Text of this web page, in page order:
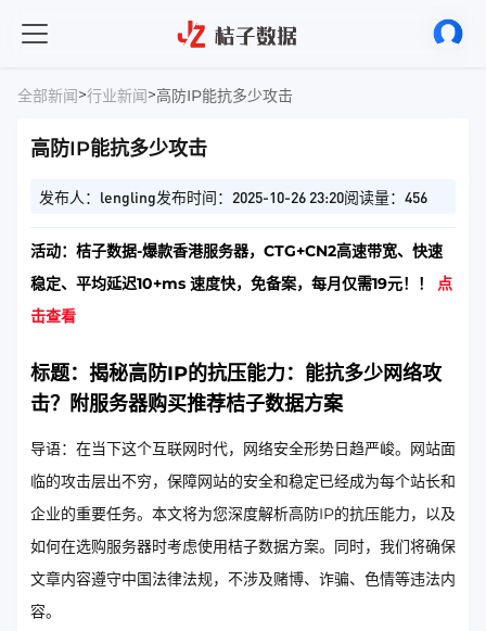
全部新闻>行业新闻>高防IP能抗多少攻击
高防IP能抗多少攻击
发布人：lengling发布时间：2025-10-26 23:20阅读量：456
活动：桔子数据-爆款香港服务器，CTG+CN2高速带宽、快速
稳定、平均延迟10+ms 速度快，免备案，每月仅需19元！！ 点
击查看
标题：揭秘高防IP的抗压能力：能抗多少网络攻
击？附服务器购买推荐桔子数据方案
导语：在当下这个互联网时代，网络安全形势日趋严峻。网站面
临的攻击层出不穷，保障网站的安全和稳定已经成为每个站长和
企业的重要任务。本文将为您深度解析高防IP的抗压能力，以及
如何在选购服务器时考虑使用桔子数据方案。同时，我们将确保
文章内容遵守中国法律法规，不涉及赌博、诈骗、色情等违法内
容。